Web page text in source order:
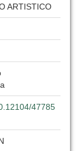
ARTISTICO
47785